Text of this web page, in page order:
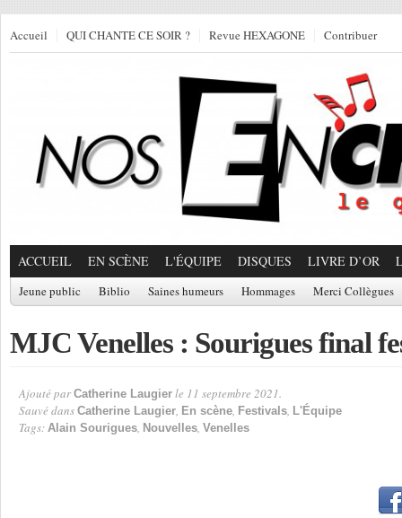
Accueil QUI CHANTE CE SOIR ? Revue HEXAGONE Contribuer
ACCUEIL EN SCÈNE L'ÉQUIPE DISQUES LIVRE D’OR
Jeune public Biblio Saines humeurs Hommages Merci Collègues
MJC Venelles : Sourigues final
Ajouté par Catherine Laugier le 11 septembre 2021.
Sauvé dans Catherine Laugier, En scène, Festivals, L'Équipe
Tags: Alain Sourigues, Nouvelles, Venelles